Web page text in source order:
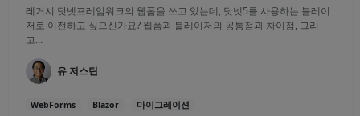
레거시 닷넷프레임워크의 웹폼을 쓰고 있는데, 닷넷5를 사용하는 블레이
저로 이전하고 싶으신가요? 웹폼과 블레이저의 공통점과 차이점, 그리
고...
유 저스틴
WebForms Blazor 마이그레이션